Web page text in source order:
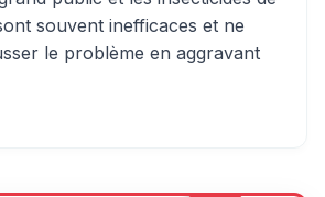
souvent inefficaces et ne
le problème en aggravant